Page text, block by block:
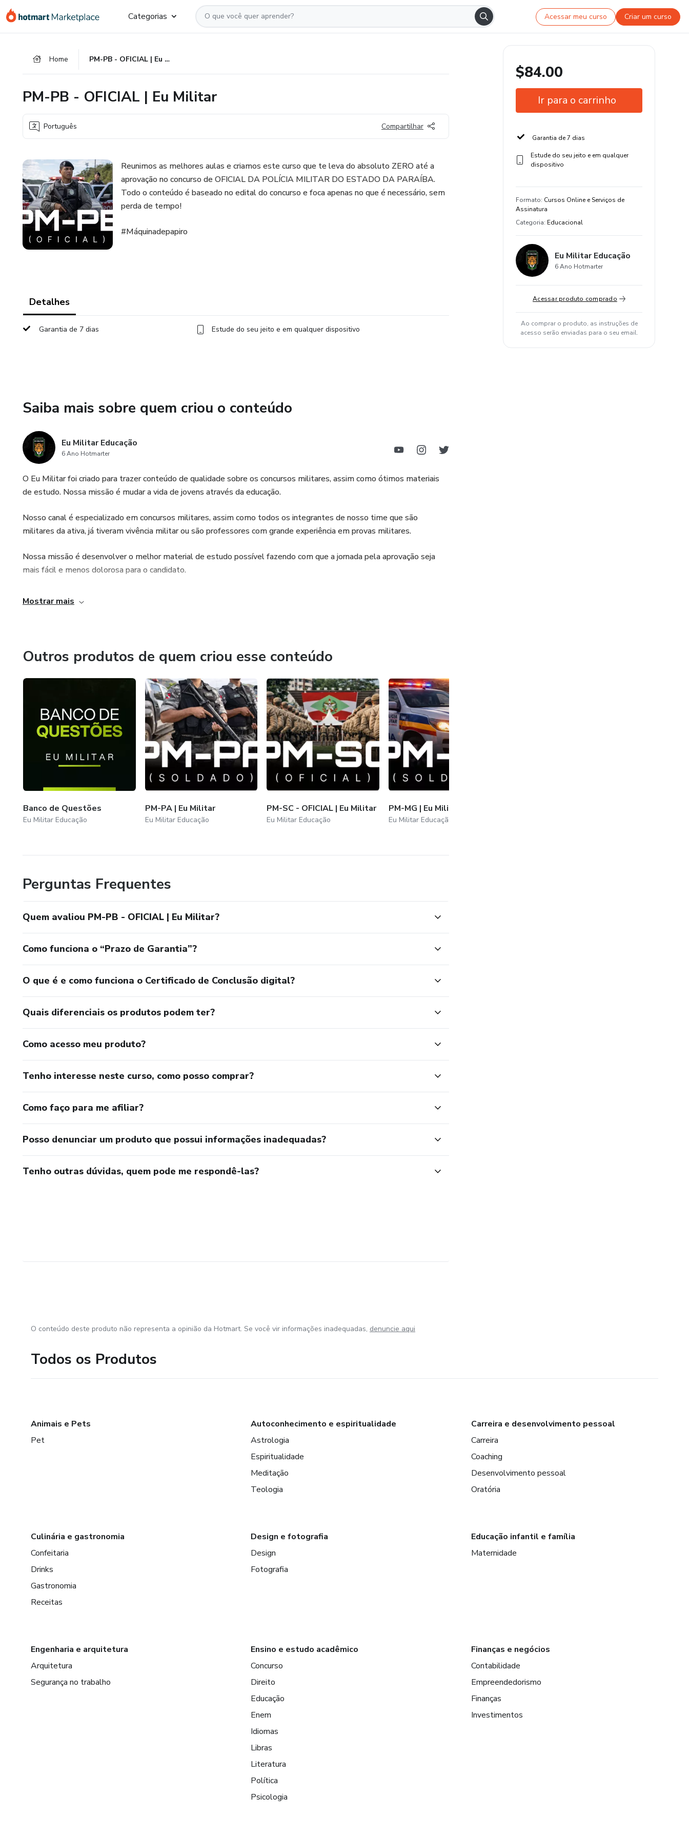
para
para
para
Categorias Acessar meu curso Criar um curso
Home PM-PB - OFICIAL | Eu Militar
PM-PB - OFICIAL | Eu Militar
Português Compartilhar
Reunimos as melhores aulas e criamos este curso que te leva do absoluto ZERO até a
aprovação no concurso de OFICIAL DA POLÍCIA MILITAR DO ESTADO DA PARAÍBA.
Todo o conteúdo é baseado no edital do concurso e foca apenas no que é necessário, sem
perda de tempo!
#Máquinadepapiro
Detalhes
Garantia de 7 dias Estude do seu jeito e em qualquer dispositivo
Saiba mais sobre quem criou o conteúdo
Eu Militar Educação
6 Ano Hotmarter
O Eu Militar foi criado para trazer conteúdo de qualidade sobre os concursos militares, assim como ótimos materiais
de estudo. Nossa missão é mudar a vida de jovens através da educação.
Nosso canal é especializado em concursos militares, assim como todos os integrantes de nosso time que são
militares da ativa, já tiveram vivência militar ou são professores com grande experiência em provas militares.
Nossa missão é desenvolver o melhor material de estudo possível fazendo com que a jornada pela aprovação seja
mais fácil e menos dolorosa para o candidato.
Mostrar mais
Outros produtos de quem criou esse conteúdo
Banco de Questões
Eu Militar Educação
PM-PA | Eu Militar
Eu Militar Educação
PM-SC - OFICIAL | Eu Militar
Eu Militar Educação
PM-MG | Eu Militar
Eu Militar Educação
Perguntas Frequentes
Quem avaliou PM-PB - OFICIAL | Eu Militar?
Como funciona o “Prazo de Garantia”?
O que é e como funciona o Certificado de Conclusão digital?
Quais diferenciais os produtos podem ter?
Como acesso meu produto?
Tenho interesse neste curso, como posso comprar?
Como faço para me afiliar?
Posso denunciar um produto que possui informações inadequadas?
Tenho outras dúvidas, quem pode me respondê-las?
$84.00
Ir para o carrinho
Garantia de 7 dias
Estude do seu jeito e em qualquer
dispositivo
Formato: Cursos Online e Serviços de
Assinatura
Categoria: Educacional
Eu Militar Educação
6 Ano Hotmarter
Acessar produto comprado
Ao comprar o produto, as instruções de
acesso serão enviadas para o seu email.
O conteúdo deste produto não representa a opinião da Hotmart. Se você vir informações inadequadas, denuncie aqui
Todos os Produtos
Animais e Pets
Pet
Autoconhecimento e espiritualidade
Astrologia
Espiritualidade
Meditação
Teologia
Carreira e desenvolvimento pessoal
Carreira
Coaching
Desenvolvimento pessoal
Oratória
Culinária e gastronomia
Confeitaria
Drinks
Gastronomia
Receitas
Design e fotografia
Design
Fotografia
Educação infantil e família
Maternidade
Engenharia e arquitetura
Arquitetura
Segurança no trabalho
Ensino e estudo acadêmico
Concurso
Direito
Educação
Enem
Idiomas
Libras
Literatura
Política
Psicologia
Finanças e negócios
Contabilidade
Empreendedorismo
Finanças
Investimentos